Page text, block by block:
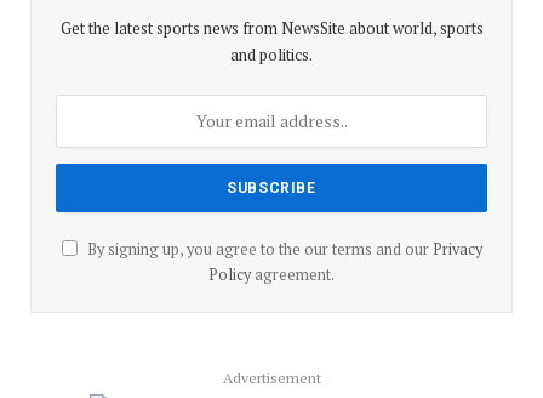
Get the latest sports news from NewsSite about world, sports
and politics.
By signing up, you agree to the our terms and our Privacy
Policyagreement.
Advertisement